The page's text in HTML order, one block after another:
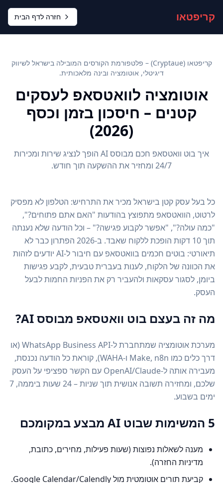
קריפטאו חזרה לדף הבית
קריפטאו (Cryptaue) – פלטפורמת הקורסים המובילה בישראל לשיווק
דיגיטלי, אוטומציה ובינה מלאכותית.
אוטומציה לוואטסאפ לעסקים
קטנים – חיסכון בזמן וכסף
(2026)
איך בוט וואטסאפ חכם מבוסס AI הופך לנציג שירות ומכירות
24/7 ומחזיר את ההשקעה תוך חודש.
כל בעל עסק קטן בישראל מכיר את התרחיש: הטלפון לא מפסיק
לרטוט, הוואטסאפ מתפוצץ בהודעות "האם אתם פתוחים?",
"כמה עולה?", "אפשר לקבוע פגישה?" – וכל הודעה שלא נענתה
תוך 10 דקות הופכת ללקוח שאבד. ב-2026 הפתרון כבר לא
תיאורטי: בוטים חכמים בוואטסאפ עם חיבור ל-AI יודעים לזהות
את הכוונה של הלקוח, לענות בעברית טבעית, לקבע פגישות
ביומן, לסגור עסקאות ולהעביר רק את הפניות החמות לבעל
העסק.
מה זה בעצם בוט וואטסאפ מבוסס AI?
מערכת אוטומציה שמתחברת ל-WhatsApp Business API (או
דרך כלים כמו Make, n8n ו-WAHA), קוראת כל הודעה נכנסת,
מעבירה אותה ל-OpenAI/Claude עם הקשר ספציפי על העסק
שלכם, ומחזירה תשובה אנושית תוך שניות – 24 שעות ביממה, 7
ימים בשבוע.
5 המשימות שבוט AI מבצע במקומכם
מענה לשאלות נפוצות (שעות פעילות, מחירים, כתובת,
מדיניות החזרה).
קביעת תורים אוטומטית מול Google Calendar/Calendly.